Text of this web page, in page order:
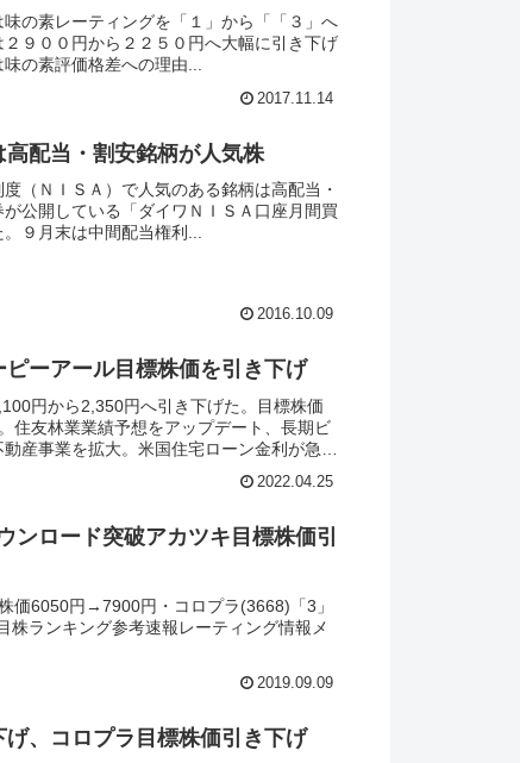
の素レーティングを「１」から「「３」へ
９００円から２２５０円へ大幅に引き下げ
の素評価格差への理由...
2017.11.14
配当・割安銘柄が人気株
（ＮＩＳＡ）で人気のある銘柄は高配当・
公開している「ダイワＮＩＳＡ口座月間買
９月末は中間配当権利...
2016.10.09
ーアール目標株価を引き下げ
円から2,350円へ引き下げた。目標株価
住友林業業績予想をアップデート、長期ビ
産事業を拡大。米国住宅ローン金利が急上
2022.04.25
ンロード突破アカツキ目標株価引
価6050円→7900円・コロプラ(3668)「3」
ランキング参考速報レーティング情報メ
2019.09.09
、コロプラ目標株価引き下げ